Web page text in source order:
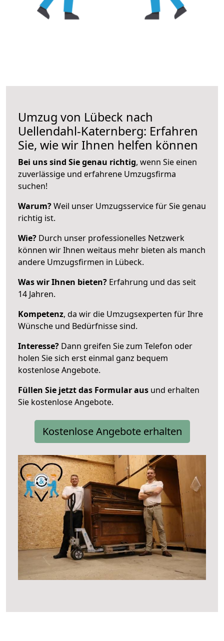
Umzug von Lübeck nach
Uellendahl-Katernberg: Erfahren
Sie, wie wir Ihnen helfen können
Bei uns sind Sie genau richtig, wenn Sie einen
zuverlässige und erfahrene Umzugsfirma
suchen!
Warum?Weil unser Umzugsservice für Sie genau
richtig ist.
Wie? Durch unser professionelles Netzwerk
können wir Ihnen weitaus mehr bieten als manch
andere Umzugsfirmen in Lübeck.
Was wir Ihnen bieten? Erfahrung und das seit
14 Jahren.
Kompetenz, da wir die Umzugsexperten für Ihre
Wünsche und Bedürfnisse sind.
Interesse? Dann greifen Sie zum Telefon oder
holen Sie sich erst einmal ganz bequem
kostenlose Angebote.
Füllen Sie jetzt das Formular aus und erhalten
Sie kostenlose Angebote.
Kostenlose Angebote erhalten